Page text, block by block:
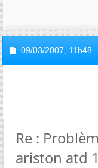
09/03/2007, 11h48
Re :
ariston atd